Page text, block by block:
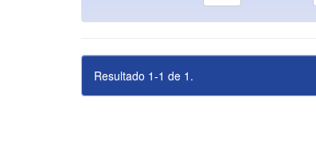
Resultado 1-1 de 1.